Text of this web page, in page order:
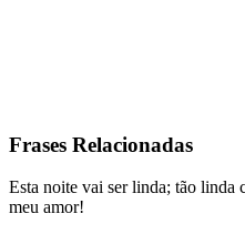
Frases Relacionadas
Esta noite vai ser linda; tão linda
meu amor!